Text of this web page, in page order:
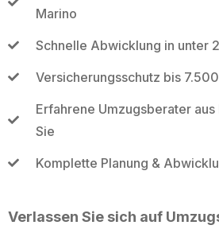
Marino
Schnelle Abwicklung in unter
Versicherungsschutz bis
Erfahrene Umzugsberater
Sie
Komplette Planung &
Verlassen Sie sich auf